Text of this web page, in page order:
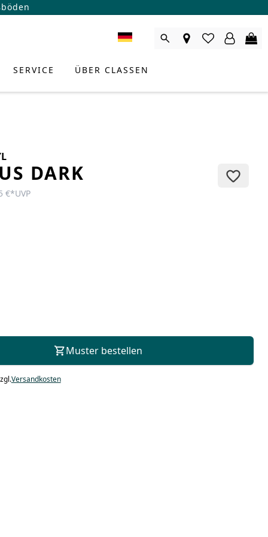
SERVICE ÜBER CLASSEN
DARK
€*UVP
Muster bestellen
Versandkosten